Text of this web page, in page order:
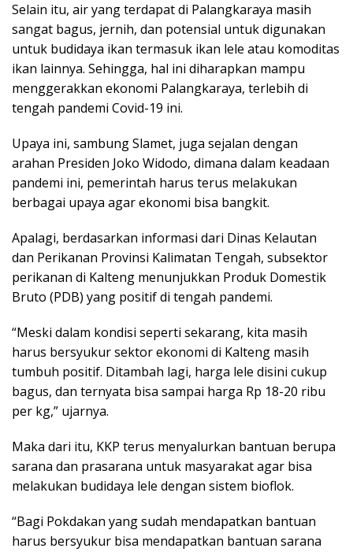
Selain itu, air yang terdapat di Palangkaraya masih
sangat bagus, jernih, dan potensial untuk digunakan
untuk budidaya ikan termasuk ikan lele atau komoditas
ikan lainnya. Sehingga, hal ini diharapkan mampu
menggerakkan ekonomi Palangkaraya, terlebih di
tengah pandemi Covid-19 ini.
Upaya ini, sambung Slamet, juga sejalan dengan
arahan Presiden Joko Widodo, dimana dalam keadaan
pandemi ini, pemerintah harus terus melakukan
berbagai upaya agar ekonomi bisa bangkit.
Apalagi, berdasarkan informasi dari Dinas Kelautan
dan Perikanan Provinsi Kalimatan Tengah, subsektor
perikanan di Kalteng menunjukkan Produk Domestik
Bruto (PDB) yang positif di tengah pandemi.
“Meski dalam kondisi seperti sekarang, kita masih
harus bersyukur sektor ekonomi di Kalteng masih
tumbuh positif. Ditambah lagi, harga lele disini cukup
bagus, dan ternyata bisa sampai harga Rp 18-20 ribu
per kg,” ujarnya.
Maka dari itu, KKP terus menyalurkan bantuan berupa
sarana dan prasarana untuk masyarakat agar bisa
melakukan budidaya lele dengan sistem bioflok.
“Bagi Pokdakan yang sudah mendapatkan bantuan
harus bersyukur bisa mendapatkan bantuan sarana